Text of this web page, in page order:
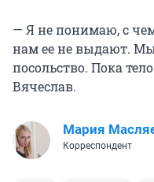
— Я не понимаю, с
нам ее не выдают.
посольство. Пока
Вячеслав.
Мария
Корреспондент